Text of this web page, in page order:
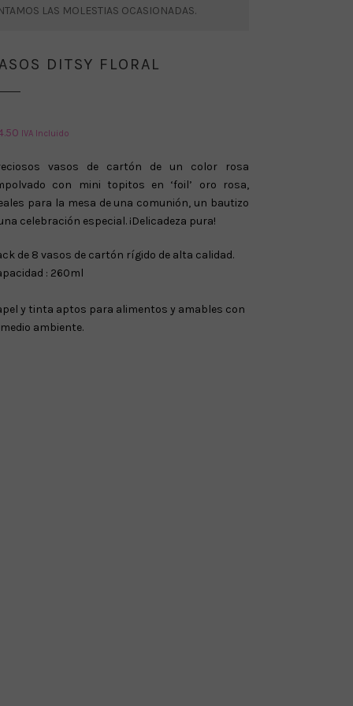
LAS MOLESTIAS OCASIONADAS.
DITSY FLORAL
IVA Incluido
vasos de cartón de un color rosa
con mini topitos en ‘foil’ oro rosa,
para la mesa de una comunión, un bautizo
celebración especial. ¡Delicadeza pura!
de 8 vasos de cartón rígido de alta calidad.
: 260ml
y tinta aptos para alimentos y amables con
ambiente.